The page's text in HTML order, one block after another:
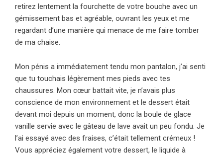
retirez lentement la fourchette de votre bouche avec un
gémissement bas et agréable, ouvrant les yeux et me
regardant d’une manière qui menace de me faire tomber
de ma chaise.
Mon pénis a immédiatement tendu mon pantalon, j’ai senti
que tu touchais légèrement mes pieds avec tes
chaussures. Mon cœur battait vite, je n’avais plus
conscience de mon environnement et le dessert était
devant moi depuis un moment, donc la boule de glace
vanille servie avec le gâteau de lave avait un peu fondu. Je
l’ai essayé avec des fraises, c’était tellement crémeux !
Vous appréciez également votre dessert, le liquide à